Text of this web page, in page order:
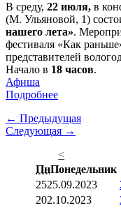
В среду, 22 июля, в
(М. Ульяновой, 1)
нашего лета».
фестиваля «Как
представителей
Начало в 18 часов.
Афиша
Подробнее
← Предыдущая
Следующая →
<
ПнПонедельник
2525.09.2023
202.10.2023